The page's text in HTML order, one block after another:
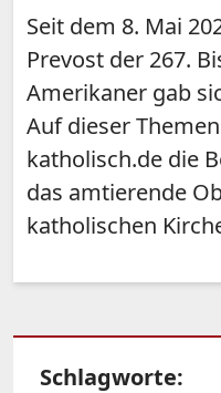
Seit dem 8. Mai
Prevost der 267.
Amerikaner gab
Auf dieser
katholisch.de die
das amtierende
katholischen
Schlagworte: